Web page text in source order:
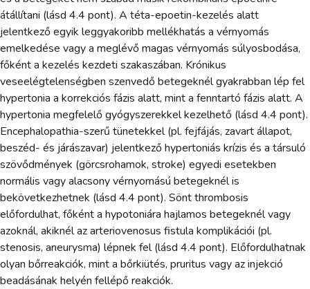
átállítani (lásd 4.4 pont). A téta-epoetin-kezelés alatt
jelentkező egyik leggyakoribb mellékhatás a vérnyomás
emelkedése vagy a meglévő magas vérnyomás súlyosbodása,
főként a kezelés kezdeti szakaszában. Krónikus
veseelégtelenségben szenvedő betegeknél gyakrabban lép fel
hypertonia a korrekciós fázis alatt, mint a fenntartó fázis alatt. A
hypertonia megfelelő gyógyszerekkel kezelhető (lásd 4.4 pont).
Encephalopathia-szerű tünetekkel (pl. fejfájás, zavart állapot,
beszéd- és járászavar) jelentkező hypertoniás krízis és a társuló
szövődmények (görcsrohamok, stroke) egyedi esetekben
normális vagy alacsony vérnyomású betegeknél is
bekövetkezhetnek (lásd 4.4 pont). Sönt thrombosis
előfordulhat, főként a hypotoniára hajlamos betegeknél vagy
azoknál, akiknél az arteriovenosus fistula komplikációi (pl.
stenosis, aneurysma) lépnek fel (lásd 4.4 pont). Előfordulhatnak
olyan bőrreakciók, mint a bőrkiütés, pruritus vagy az injekció
beadásának helyén fellépő reakciók.